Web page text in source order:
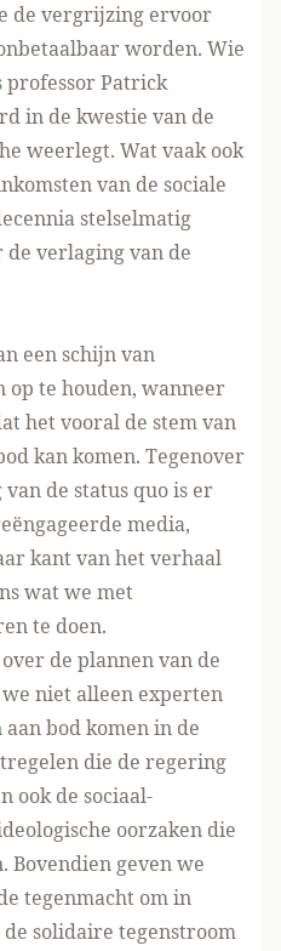
de vergrijzing ervoor
worden. Wie
professor Patrick
in de kwestie van de
weerlegt. Wat vaak ook
van de sociale
stelselmatig
verlaging van de
een schijn van
te houden, wanneer
het vooral de stem van
kan komen. Tegenover
de status quo is er
media,
kant van het verhaal
wat we met
te doen.
de plannen van de
niet alleen experten
bod komen in de
die de regering
ook de sociaal-
oorzaken die
Bovendien geven we
tegenmacht om in
solidaire tegenstroom